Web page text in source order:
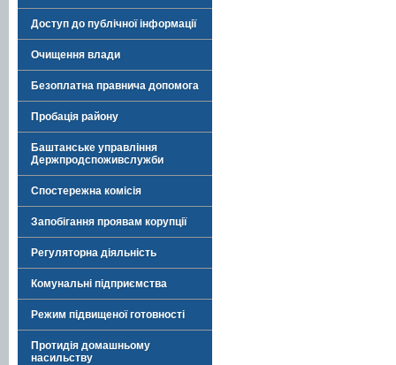
Доступ до публічної інформації
Очищення влади
Безоплатна правнича допомога
Пробація району
Баштанське управління
Держпродспоживслужби
Спостережна комісія
Запобігання проявам корупції
Регуляторна діяльність
Комунальні підприємства
Режим підвищеної готовності
Протидія домашньому
насильству